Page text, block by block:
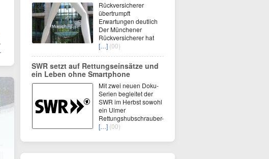
Rückversicherer
übertrumpft
Erwartungen deutlich
Der Münchener
Rückversicherer hat
[…] (00)
SWR setzt auf Rettungseinsätze und
ein Leben ohne Smartphone
Mit zwei neuen Doku-
Serien begleitet der
SWR im Herbst sowohl
ein Ulmer
Rettungshubschrauber-
[…] (00)